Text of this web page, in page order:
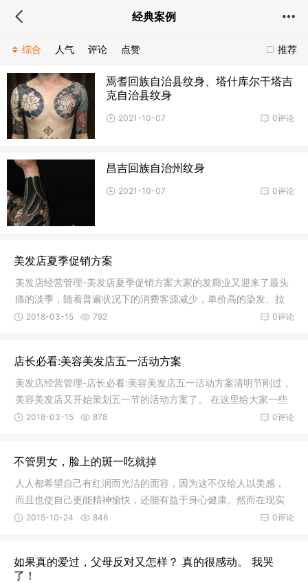
经典案例
推荐
综合 人气 评论 点赞
焉耆回族自治县纹身、塔什库尔干塔吉
克自治县纹身
0评论
2021-10-07
昌吉回族自治州纹身
0评论
2021-10-07
美发店夏季促销方案
美发店经营管理-美发店夏季促销方案大家的发廊业又迎来了最头
痛的淡季，随着普遍状况下的消费客源减少，单价高的染发、拉
直、烫发和护发等项目的消费人群和四五月份相比，呈现大幅度
0评论
2018-03-15 792
店长必看:美容美发店五一活动方案
美发店经营管理-店长必看:美容美发店五一活动方案清明节刚过，
美容美发店又开始策划五一节的活动方案了。 在这里给大家一些
策略，希望能够帮到大家！ 活动主题：五一，让您的美丽充分展
0评论
2018-03-15 878
不管男女，脸上的斑一吃就掉
人人都希望自己有红润而光洁的面容，因为这不仅给人以美感，
而且也使自己更能精神愉快，还能有益于身心健康。然而在现实
生活中，有些人却不是那么幸运，不是脸上长满褐色的雀斑，就
0评论
2015-10-24 846
如果真的爱过，父母反对又怎样？ 真的很感动。 我哭
了！